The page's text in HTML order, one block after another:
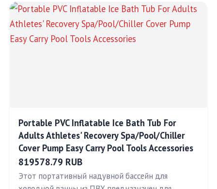
Portable PVC Inflatable Ice Bath Tub For
Adults Athletes' Recovery Spa/Pool/Chiller
Cover Pump Easy Carry Pool Tools Accessories
819578.79 RUB
Этот портативный надувной бассейн для